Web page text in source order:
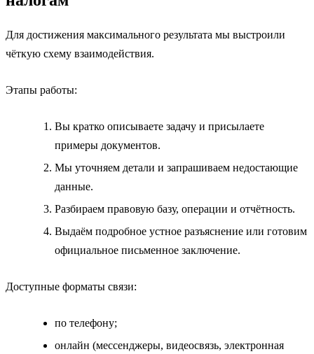
Для достижения максимального результата мы выстроили
чёткую схему взаимодействия.
Этапы работы:
Вы кратко описываете задачу и присылаете
примеры документов.
Мы уточняем детали и запрашиваем недостающие
данные.
Разбираем правовую базу, операции и отчётность.
Выдаём подробное устное разъяснение или готовим
официальное письменное заключение.
Доступные форматы связи:
по телефону;
онлайн (мессенджеры, видеосвязь, электронная